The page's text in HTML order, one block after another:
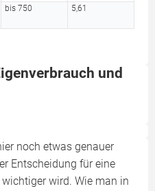
bis 750 5,61
und
noch etwas genauer
Entscheidung für eine
wird. Wie man in